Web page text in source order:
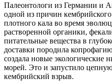
Палеонтологи из Германии и
одной из причин
плотного кала во время
растворенной органики,
питательные вещества в
доставки породила
создала новые экологические
морей. Это и запустило
кембрийский взрыв.